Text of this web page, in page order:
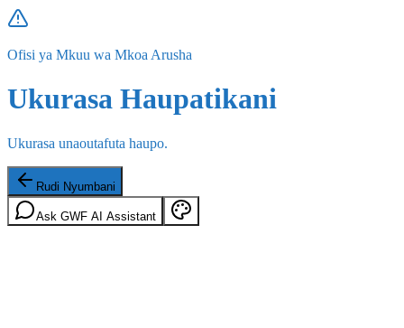
Ofisi ya Mkuu wa Mkoa Arusha
Ukurasa Haupatikani
Ukurasa unaoutafuta haupo.
Rudi Nyumbani
Ask GWF AI Assistant